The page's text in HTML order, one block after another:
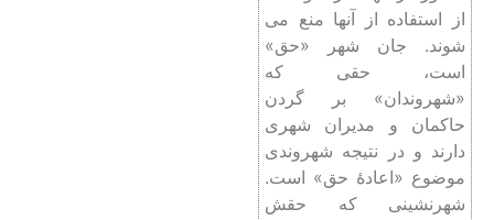
از استفاده از آنها منع می
شوند. جان شهر «حق»
است، حقی که
«شهروندان» بر گردن
حاکمان و مدیران شهری
دارند و در نتیجه شهروندی
موضوع «اعادۀ حق» است.
شهرنشینی که حقش